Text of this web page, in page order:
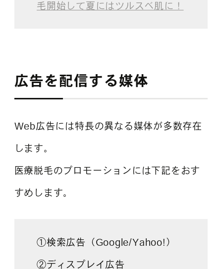
毛開始して夏にはツルスベ肌に！
広告を配信する媒体
Web広告には特長の異なる媒体が多数存在
します。
医療脱毛のプロモーションには下記をおす
すめします。
①検索広告（Google/Yahoo!）
②ディスプレイ広告